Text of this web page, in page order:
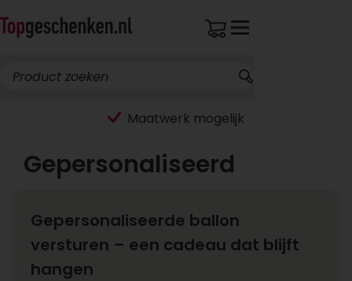
Maatwerk mogelijk
Gepersonaliseerd
Gepersonaliseerde ballon
versturen – een cadeau dat blijft
hangen